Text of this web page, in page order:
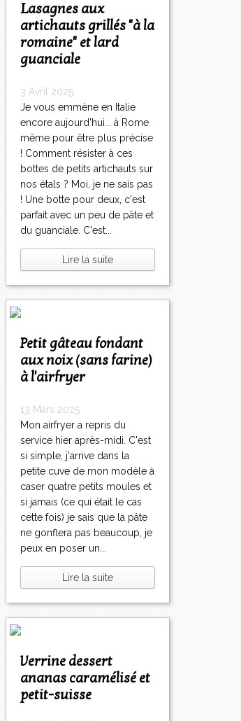
Lasagnes aux
artichauts grillés "à la
romaine" et lard
guanciale
3 Avril 2025
Je vous emmène en Italie
encore aujourd'hui... à Rome
même pour être plus précise
! Comment résister à ces
bottes de petits artichauts sur
nos étals ? Moi, je ne sais pas
! Une botte pour deux, c'est
parfait avec un peu de pâte et
du guanciale. C'est...
Lire la suite
Petit gâteau fondant
aux noix (sans farine)
à l'airfryer
13 Mars 2025
Mon airfryer a repris du
service hier après-midi. C'est
si simple, j'arrive dans la
petite cuve de mon modèle à
caser quatre petits moules et
si jamais (ce qui était le cas
cette fois) je sais que la pâte
ne gonflera pas beaucoup, je
peux en poser un...
Lire la suite
Verrine dessert
ananas caramélisé et
petit-suisse